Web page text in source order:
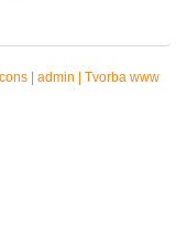
admin Tvorba www